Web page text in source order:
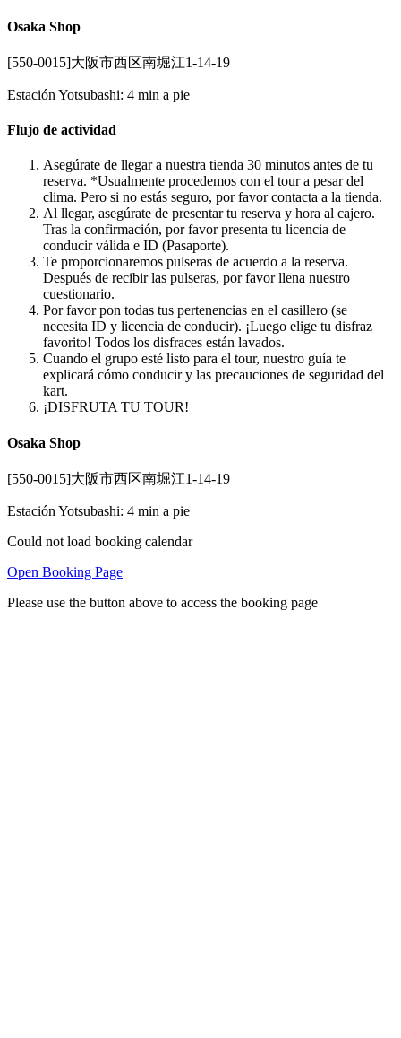
Osaka Shop
[550-0015]大阪市西区南堀江1-14-19
Estación Yotsubashi: 4 min a pie
Flujo de actividad
Asegúrate de llegar a nuestra tienda 30 minutos antes de tu
reserva. *Usualmente procedemos con el tour a pesar del
clima. Pero si no estás seguro, por favor contacta a la tienda.
Al llegar, asegúrate de presentar tu reserva y hora al cajero.
Tras la confirmación, por favor presenta tu licencia de
conducir válida e ID (Pasaporte).
Te proporcionaremos pulseras de acuerdo a la reserva.
Después de recibir las pulseras, por favor llena nuestro
cuestionario.
Por favor pon todas tus pertenencias en el casillero (se
necesita ID y licencia de conducir). ¡Luego elige tu disfraz
favorito! Todos los disfraces están lavados.
Cuando el grupo esté listo para el tour, nuestro guía te
explicará cómo conducir y las precauciones de seguridad del
kart.
¡DISFRUTA TU TOUR!
Osaka Shop
[550-0015]大阪市西区南堀江1-14-19
Estación Yotsubashi: 4 min a pie
Could not load booking calendar
Open Booking Page
Please use the button above to access the booking page